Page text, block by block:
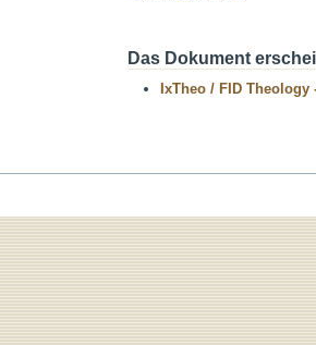
Das Dokument
IxTheo / FID Theology